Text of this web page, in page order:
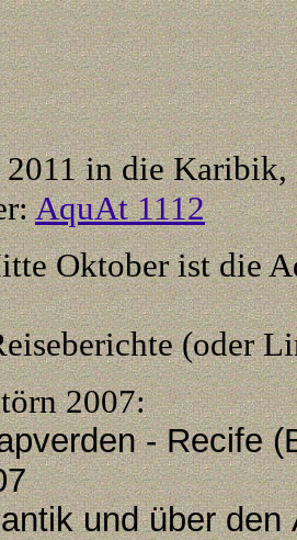
2011in die Karibik,
AquAt 1112
Oktober ist die
(oder
2007:
- Recife
und über